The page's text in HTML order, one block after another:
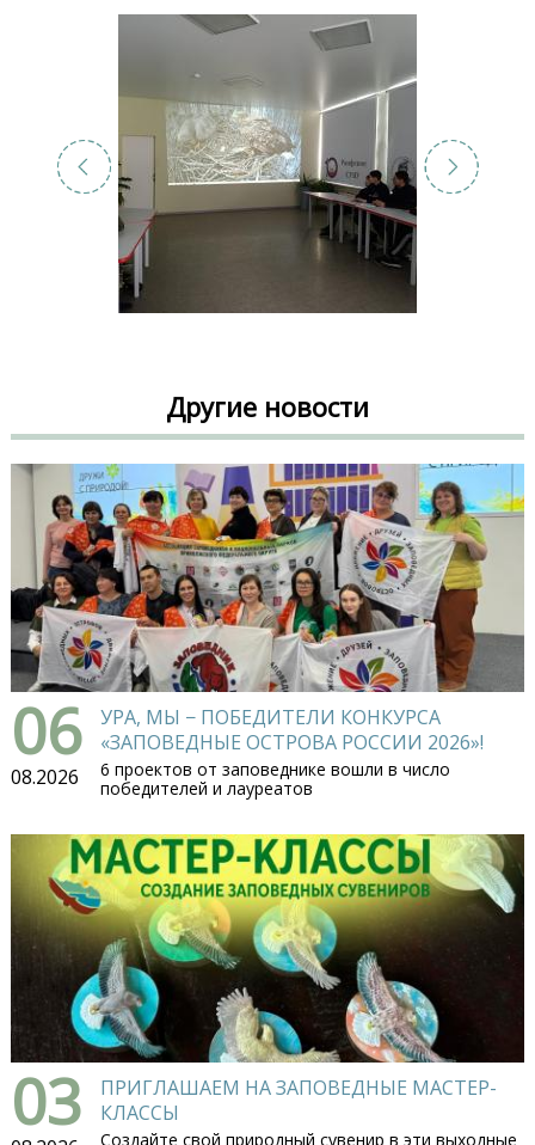
Другие новости
06
08.2026
УРА, МЫ − ПОБЕДИТЕЛИ КОНКУРСА
«ЗАПОВЕДНЫЕ ОСТРОВА РОССИИ 2026»!
6 проектов от заповеднике вошли в число
победителей и лауреатов
03
ПРИГЛАШАЕМ НА ЗАПОВЕДНЫЕ МАСТЕР-
КЛАССЫ
Создайте свой природный сувенир в эти выходные